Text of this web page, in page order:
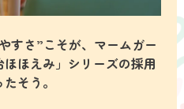
すさ”こそが、マームガー
ほえみ」シリーズの採用
そう。